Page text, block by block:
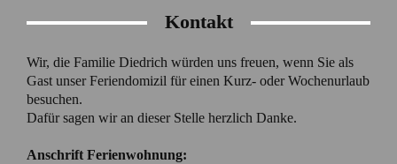
Kontakt
Wir, die Familie Diedrich würden uns freuen, wenn Sie als
Gast unser Feriendomizil für einen Kurz- oder Wochenurlaub
besuchen.
Dafür sagen wir an dieser Stelle herzlich Danke.
Anschrift Ferienwohnung: